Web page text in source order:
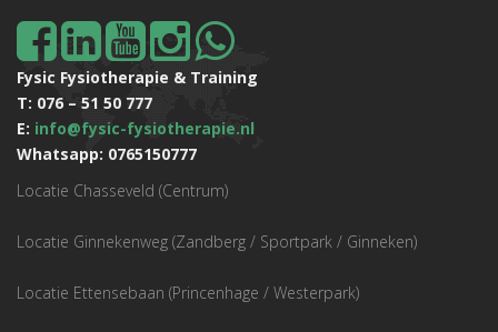
Fysic Fysiotherapie & Training
T: 076 – 51 50 777
E: info@fysic-fysiotherapie.nl
Whatsapp: 0765150777
Locatie Chasseveld (Centrum)
Locatie Ginnekenweg (Zandberg / Sportpark / Ginneken)
Locatie Ettensebaan (Princenhage / Westerpark)